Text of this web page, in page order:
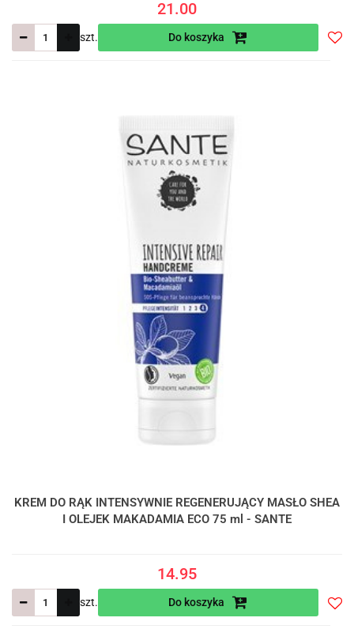
21.00
szt. Do koszyka
KREM DO RĄK INTENSYWNIE REGENERUJĄCY MASŁO SHEA
I OLEJEK MAKADAMIA ECO 75 ml - SANTE
14.95
szt. Do koszyka